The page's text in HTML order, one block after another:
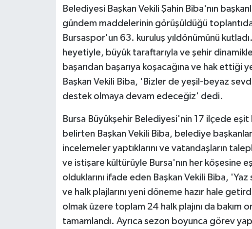
Belediyesi Başkan Vekili Şahin Biba'nın
gündem maddelerinin görüşüldüğü
Bursaspor'un 63. kuruluş yıldönümünü
heyetiyle, büyük taraftarıyla ve şehir
başarıdan başarıya koşacağına ve hak ettiği
Başkan Vekili Biba, 'Bizler de yeşil-beyaz
destek olmaya devam edeceğiz' dedi.
Bursa Büyükşehir Belediyesi'nin 17 ilçede
belirten Başkan Vekili Biba, belediye
incelemeler yaptıklarını ve vatandaşların
ve istişare kültürüyle Bursa'nın her köşesine
olduklarını ifade eden Başkan Vekili Biba,
ve halk plajlarını yeni döneme hazır hale
olmak üzere toplam 24 halk plajını da bakım
tamamlandı. Ayrıca sezon boyunca görev
Jandarma
KÜLTÜR SANAT
MAGAZİN
POLİTİKA
SPOR HABERLERİ